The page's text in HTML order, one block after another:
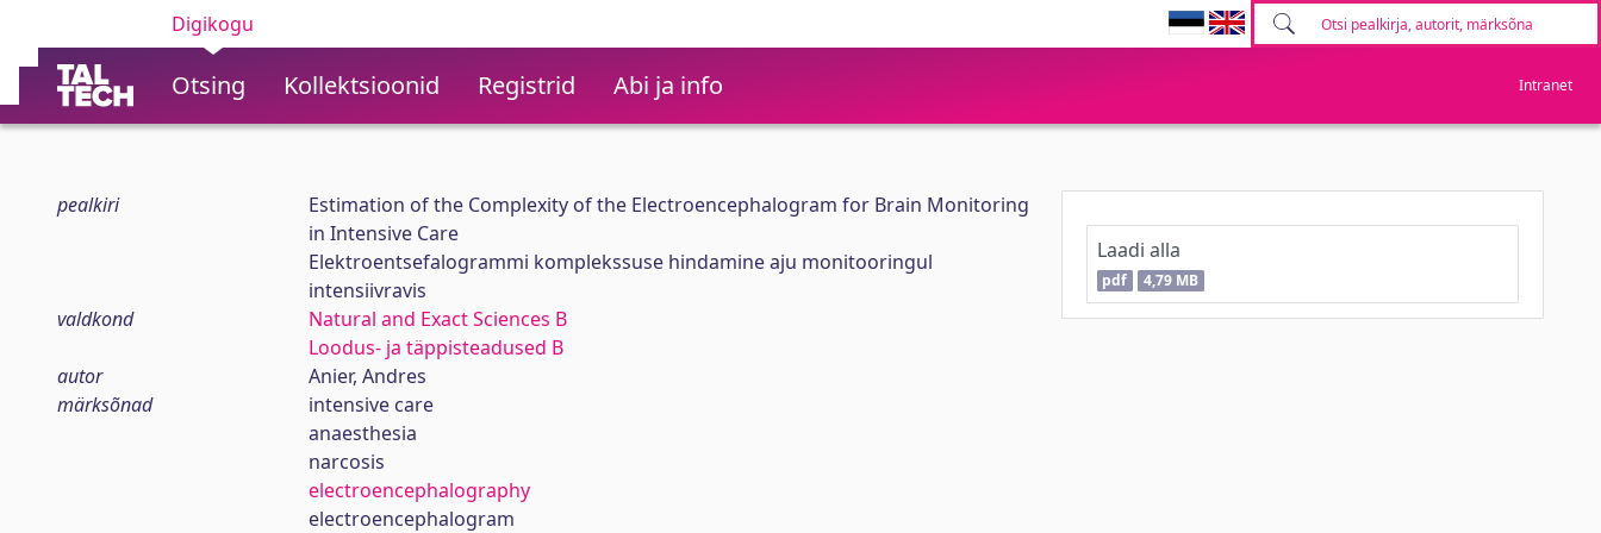
Digikogu
Otsing Kollektsioonid Registrid Abi ja info Intranet
pealkiri
Estimation of the Complexity of the Electroencephalogram for Brain Monitoring
in Intensive Care
Elektroentsefalogrammi komplekssuse hindamine aju monitooringul
intensiivravis
valdkond
Natural and Exact Sciences B
Loodus- ja täppisteadused B
autor
Anier, Andres
märksõnad
intensive care
anaesthesia
narcosis
electroencephalography
electroencephalogram
Laadi alla
pdf 4,79 MB